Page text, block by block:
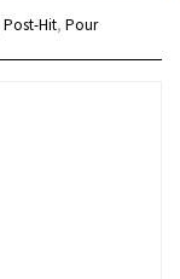
Post-Hit, Pour